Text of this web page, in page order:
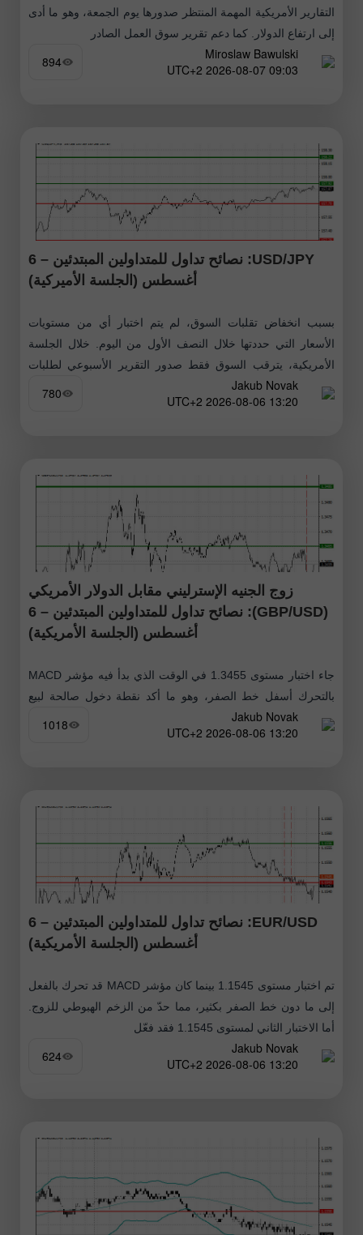
التقارير الأمريكية المهمة المنتظر صدورها يوم الجمعة، وهو ما أدى
إلى ارتفاع الدولار. كما دعم تقرير سوق العمل الصادر
Miroslaw Bawulski
09:03 2026-08-07 UTC+2
894
USD/JPY: نصائح تداول للمتداولين المبتدئين – 6
أغسطس (الجلسة الأميركية)
بسبب انخفاض تقلبات السوق، لم يتم اختبار أي من مستويات
الأسعار التي حددتها خلال النصف الأول من اليوم. خلال الجلسة
الأمريكية، يترقب السوق فقط صدور التقرير الأسبوعي لطلبات
إعانة البطالةJakub Novak
13:20 2026-08-06 UTC+2
780
زوج الجنيه الإسترليني مقابل الدولار الأمريكي
(GBP/USD): نصائح تداول للمتداولين المبتدئين – 6
أغسطس (الجلسة الأمريكية)
جاء اختبار مستوى 1.3455 في الوقت الذي بدأ فيه مؤشر MACD
بالتحرك أسفل خط الصفر، وهو ما أكد نقطة دخول صالحة لبيع
الجنيه الإسترليني. ومع ذلك، لم يتمكن الزوج
Jakub Novak
13:20 2026-08-06 UTC+2
1018
EUR/USD: نصائح تداول للمتداولين المبتدئين – 6
أغسطس (الجلسة الأمريكية)
تم اختبار مستوى 1.1545 بينما كان مؤشر MACD قد تحرك بالفعل
إلى ما دون خط الصفر بكثير، مما حدّ من الزخم الهبوطي للزوج.
أما الاختبار الثاني لمستوى 1.1545 فقد فعّل
Jakub Novak
13:20 2026-08-06 UTC+2
624